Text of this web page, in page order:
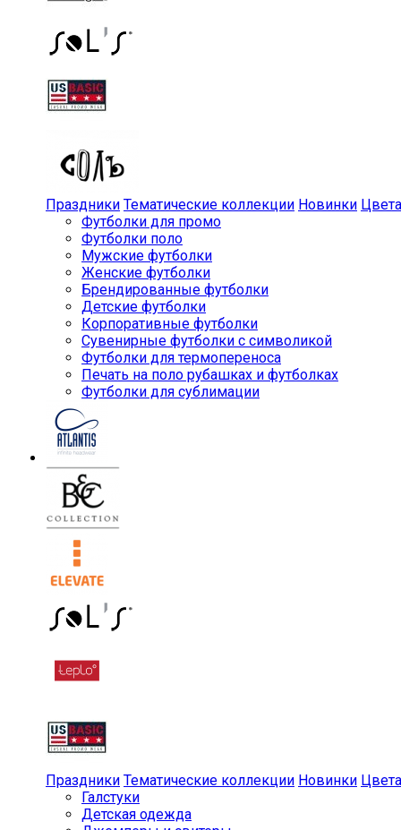
Праздники Тематические коллекции Новинки Цвета
Футболки для промо
Футболки поло
Мужские футболки
Женские футболки
Брендированные футболки
Детские футболки
Корпоративные футболки
Сувенирные футболки с символикой
Футболки для термопереноса
Печать на поло рубашках и футболках
Футболки для сублимации
Праздники Тематические коллекции Новинки Цвета
Галстуки
Детская одежда